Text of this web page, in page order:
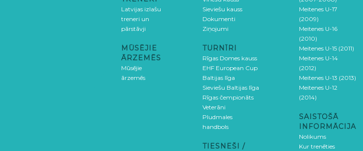
Latvijas izlašu
treneri un
pārstāvji
MŪSĒJIE
ĀRZEMĒS
Mūsējie
ārzemēs
Sieviešu kauss
Dokumenti
Ziņojumi
TURNĪRI
Rīgas Domes kauss
EHF European Cup
Baltijas līga
Sieviešu Baltijas līga
Rīgas čempionāts
Veterāni
Pludmales
handbols
TIESNEŠI /
Meitenes U-17
(2009)
Meitenes U-16
(2010)
Meitenes U-15 (2011)
Meitenes U-14
(2012)
Meitenes U-13 (2013)
Meitenes U-12
(2014)
SAISTOŠĀ
INFORMĀCIJA
Nolikums
Kur trenēties